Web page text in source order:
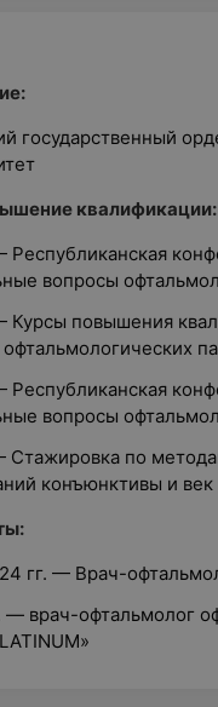
государственный
квалификации:
Республиканская
вопросы
Курсы повышения
Республиканская
вопросы
Стажировка по
конъюнктивы и
гг. — Врач-
— врач-офтальмолог